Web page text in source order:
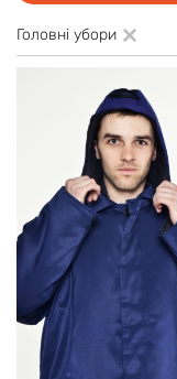
Головні убори